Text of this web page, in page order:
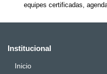
equipes certificadas,
Institucional
Inicio